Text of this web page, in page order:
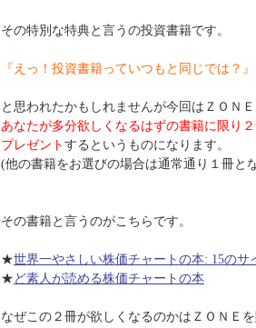
その特別な特典と言うの投資書籍です。
『えっ！投資書籍っていつもと同じでは？』
と思われたかもしれませんが今回はＺＯＮ
あなたが多分欲しくなるはずの書籍に限り
プレゼント するというものになります。
(他の書籍をお選びの場合は通常通り１冊と
その書籍と言うのがこちらです。
★世界一やさしい株価チャートの本: 15のサ
★ ど素人が読める株価チャートの本
なぜこの２冊が欲しくなるのかはＺＯＮＥ